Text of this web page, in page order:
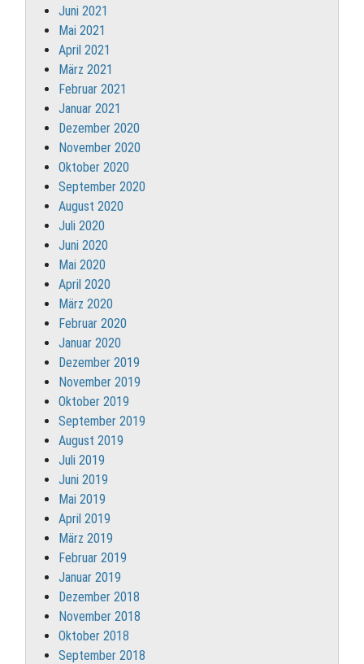
Juni 2021
Mai 2021
April 2021
März 2021
Februar 2021
Januar 2021
Dezember 2020
November 2020
Oktober 2020
September 2020
August 2020
Juli 2020
Juni 2020
Mai 2020
April 2020
März 2020
Februar 2020
Januar 2020
Dezember 2019
November 2019
Oktober 2019
September 2019
August 2019
Juli 2019
Juni 2019
Mai 2019
April 2019
März 2019
Februar 2019
Januar 2019
Dezember 2018
November 2018
Oktober 2018
September 2018